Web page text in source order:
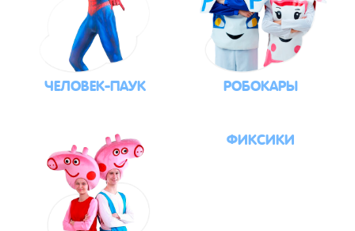
ЧЕЛОВЕК-ПАУК РОБОКАРЫ
ФИКСИКИ